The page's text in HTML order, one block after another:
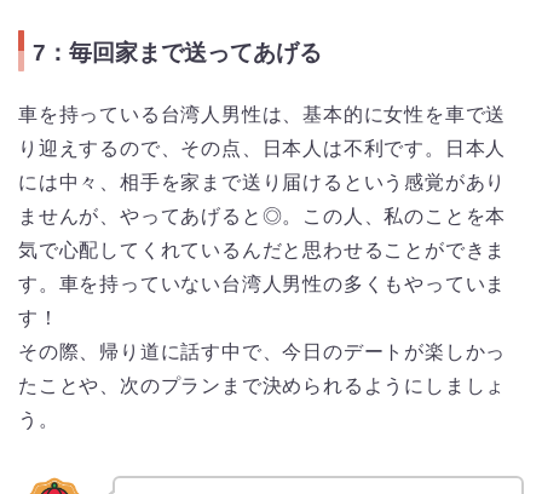
7：毎回家まで送ってあげる
車を持っている台湾人男性は、基本的に女性を車で送
り迎えするので、その点、日本人は不利です。日本人
には中々、相手を家まで送り届けるという感覚があり
ませんが、やってあげると◎。この人、私のことを本
気で心配してくれているんだと思わせることができま
す。車を持っていない台湾人男性の多くもやっていま
す！
その際、帰り道に話す中で、今日のデートが楽しかっ
たことや、次のプランまで決められるようにしましょ
う。